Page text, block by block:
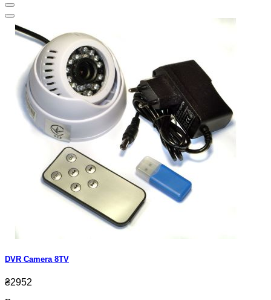
DVR Camera 8TV
₴2952